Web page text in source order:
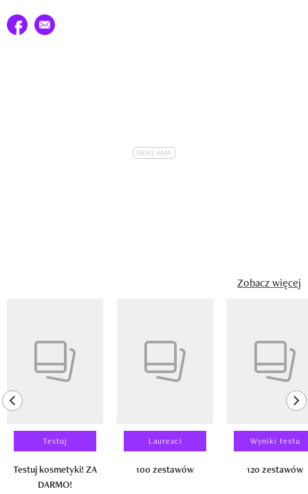
Udostępnij na facebook
E-mail do przyjaciela
Zobacz więcej
previous element
Testuj
Testuj kosmetyki! ZA
DARMO!
Laureaci
100 zestawów
Wyniki testu
120 zestawów